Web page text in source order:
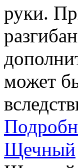
руки.
может
Щечный